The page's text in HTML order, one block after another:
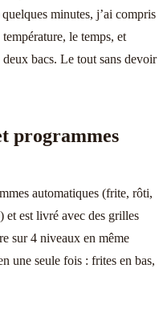
minutes, j’ai compris
le temps, et
bacs. Le tout sans devoir
programmes
automatiques (frite, rôti,
et est livré avec des grilles
sur 4 niveaux en même
une seule fois : frites en bas,